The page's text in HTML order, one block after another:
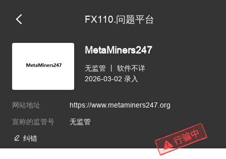
FX110.问题平台
MetaMiners247
无监管
软件不详
2026-03-02 录入
网站地址 https://www.metaminers247.org
宣称的监管号 无监管
纠错